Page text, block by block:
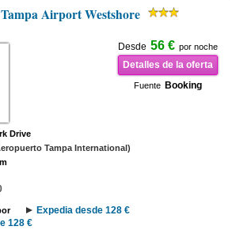
Airport Westshore
Desde 56 € por noche
Detalles de la oferta
Fuente Booking
Drive
Tampa International)
Expedia desde 128 €
128 €